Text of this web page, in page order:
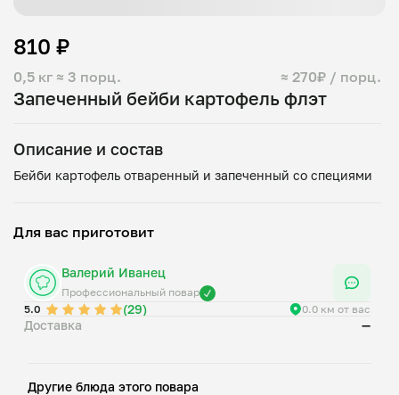
Запеченный бейби картофель флэт
0,5 кг ≈ 3 порц. ≈ 270₽ / порц.
810 ₽
Описание и состав
Для вас приготовит
Валерий Иванец
Профессиональный повар
5.0
(29) 0.0 км от вас
Доставка —
Другие блюда этого повара